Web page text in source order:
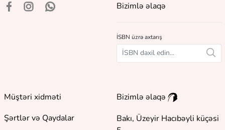
Bizimlə əlaqə
İSBN üzrə axtarış
Müştəri xidməti
Şərtlər və Qaydalar
Bizimlə əlaqə
Bakı, Üzeyir Hacıbəyli küçəsi